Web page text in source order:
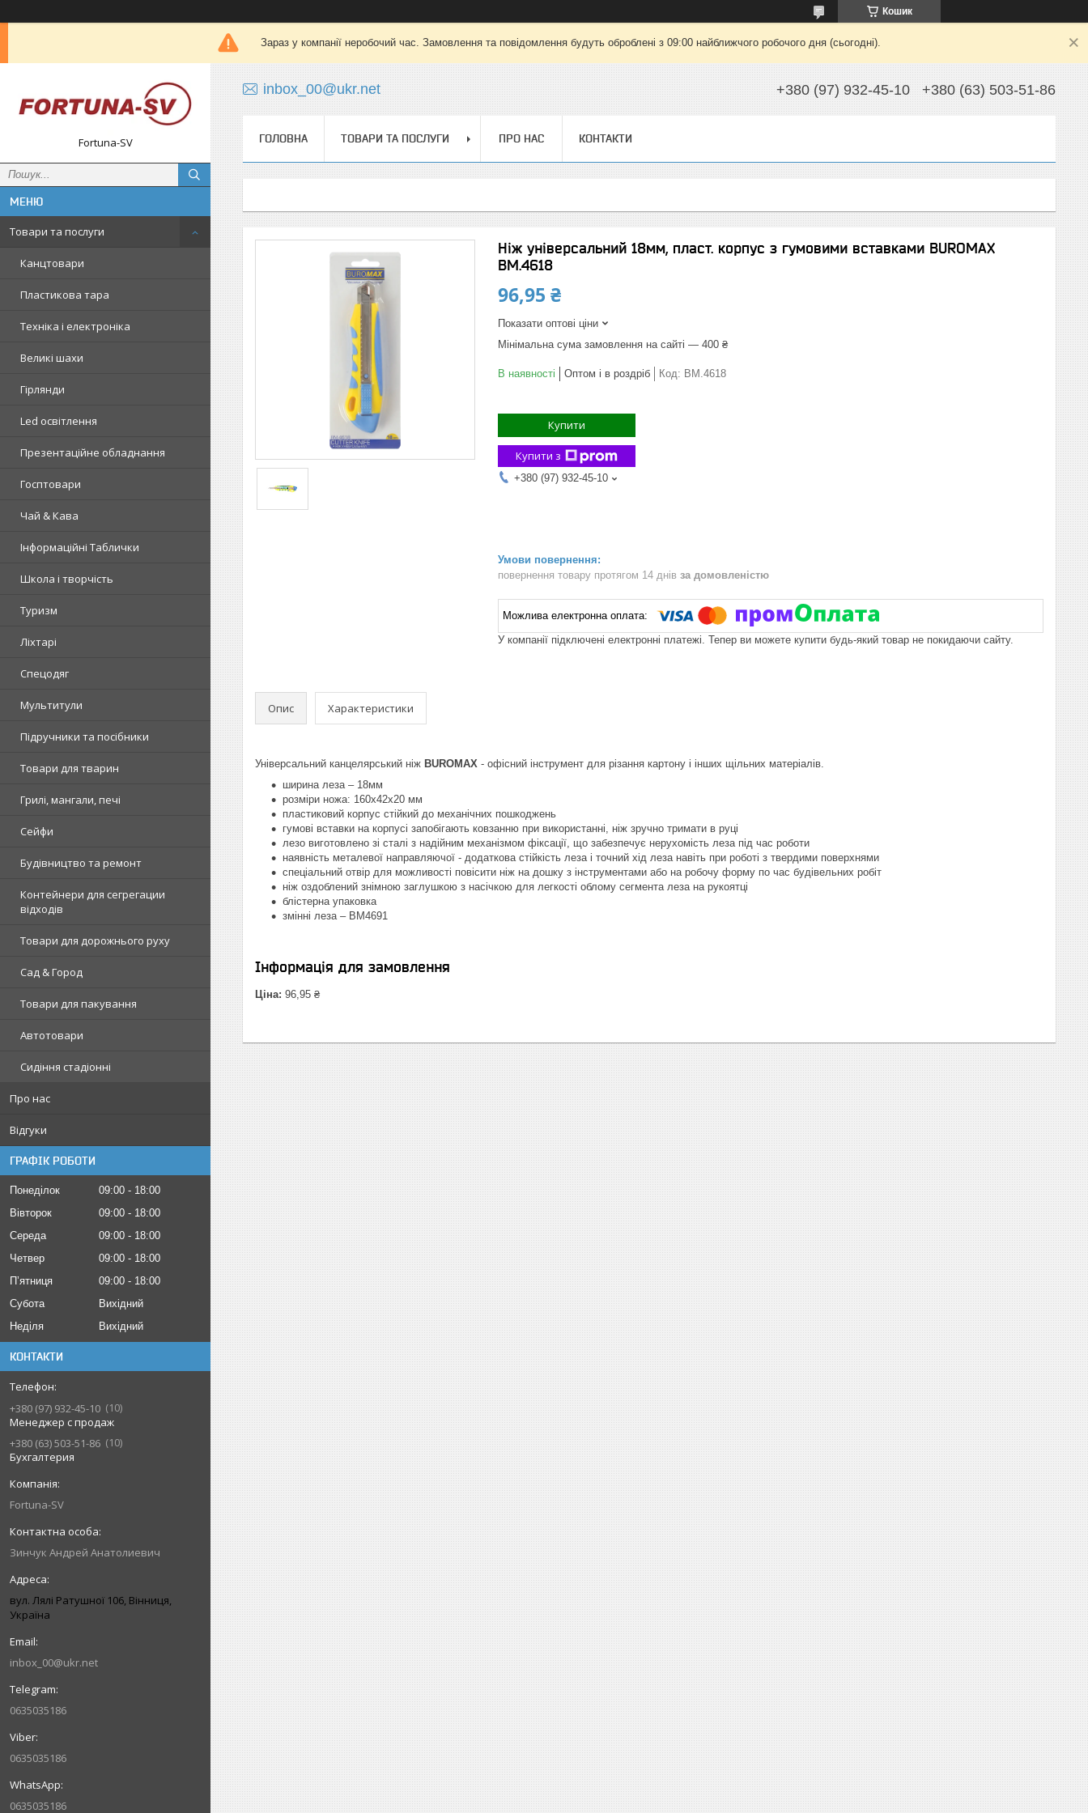
Кошик
Зараз у компанії неробочий час. Замовлення та повідомлення будуть оброблені з 09:00 найближчого робочого дня (сьогодні).
Fortuna-SV
Товари та послуги
Канцтовари
Пластикова тара
Техніка і електроніка
Великі шахи
Гірлянди
Led освітлення
Презентаційне обладнання
Госптовари
Чай & Кава
Інформаційні Таблички
Школа і творчість
Туризм
Ліхтарі
Спецодяг
Мультитули
Підручники та посібники
Товари для тварин
Грилі, мангали, печі
Сейфи
Будівництво та ремонт
Контейнери для сегрегации
відходів
Товари для дорожнього руху
Сад & Город
Товари для пакування
Автотовари
Сидіння стадіонні
Про нас
Відгуки
ГРАФІК РОБОТИ
Понеділок 09:00
18:00
Вівторок
09:00
18:00
Середа
09:00
18:00
Четвер
09:00
18:00
Пʼятниця
09:00
18:00
Субота
Вихідний
Неділя
Вихідний
КОНТАКТИ
+380 (97) 932-45-10
10
Менеджер с продаж
+380 (63) 503-51-86
10
Бухгалтерия
Fortuna-SV
Зинчук Андрей Анатолиевич
вул. Лялі Ратушної 106, Вінниця,
Україна
inbox_00@ukr.net
0635035186
0635035186
0635035186
inbox_00@ukr.net +380 (97) 932-45-10 +380 (63) 503-51-86
ГОЛОВНА ТОВАРИ ТА ПОСЛУГИ ПРО НАС КОНТАКТИ
Ніж універсальний 18мм, пласт. корпус з гумовими вставками BUROMAX
BM.4618
96,95 ₴
Показати оптові ціни
Мінімальна сума замовлення на сайті — 400 ₴
В наявності Оптом і в роздріб Код: BM.4618
Купити
Купити з
+380 (97) 932-45-10
повернення товару протягом 14 днів за домовленістю
У компанії підключені електронні платежі. Тепер ви можете купити будь-який товар не покидаючи сайту.
Опис Характеристики
Універсальний канцелярський ніж BUROMAX - офісний інструмент для різання картону і інших щільних матеріалів.
ширина леза – 18мм
розміри ножа: 160х42х20 мм
пластиковий корпус стійкий до механічних пошкоджень
гумові вставки на корпусі запобігають ковзанню при використанні, ніж зручно тримати в руці
лезо виготовлено зі сталі з надійним механізмом фіксації, що забезпечує нерухомість леза під час роботи
наявність металевої направляючої - додаткова стійкість леза і точний хід леза навіть при роботі з твердими поверхнями
спеціальний отвір для можливості повісити ніж на дошку з інструментами або на робочу форму по час будівельних робіт
ніж оздоблений знімною заглушкою з насічкою для легкості облому сегмента леза на рукоятці
блістерна упаковка
змінні леза – ВМ4691
Інформація для замовлення
Ціна: 96,95 ₴